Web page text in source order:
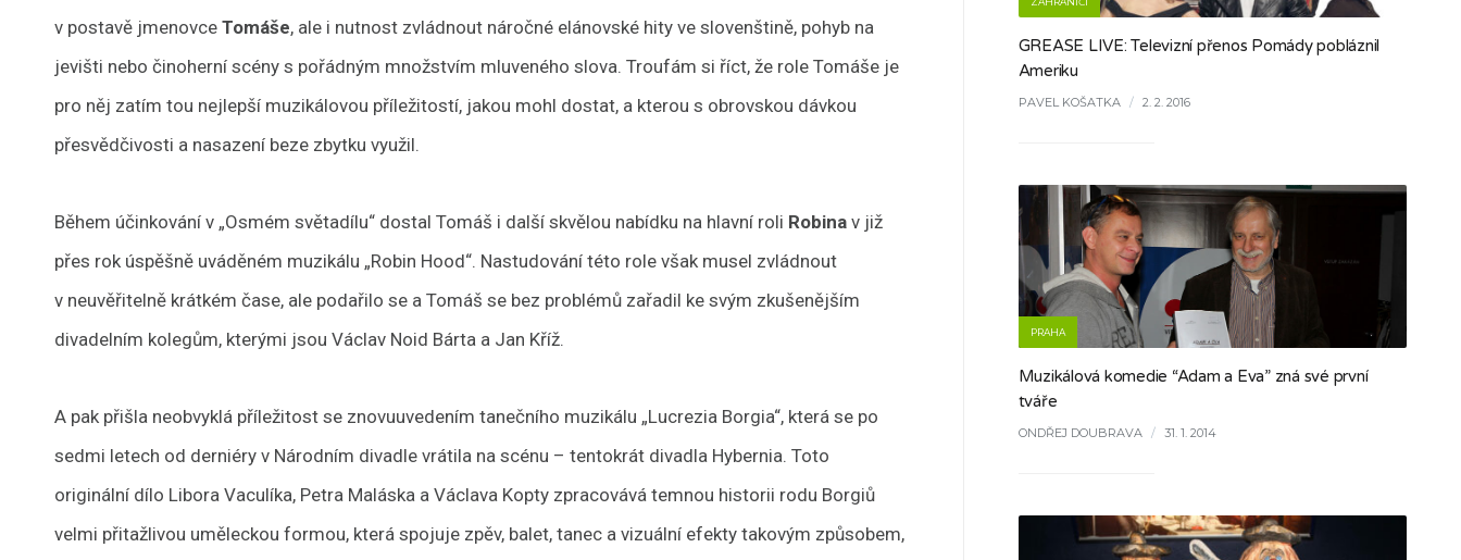
v postavě jmenovceTomáše, ale i nutnost zvládnout náročné elánovské hity ve slovenštině, pohyb na
jevišti nebo činoherní scény s pořádným množstvím mluveného slova. Troufám si říct, že role Tomáše je
pro něj zatím tou nejlepší muzikálovou příležitostí, jakou mohl dostat, a kterou s obrovskou dávkou
přesvědčivosti a nasazení beze zbytku využil.
Během účinkování v „Osmém světadílu“ dostal Tomáš i další skvělou nabídku na hlavní roli Robina v již
přes rok úspěšně uváděném muzikálu „Robin Hood“. Nastudování této role však musel zvládnout
v neuvěřitelně krátkém čase, ale podařilo se a Tomáš se bez problémů zařadil ke svým zkušenějším
divadelním kolegům, kterými jsou Václav Noid Bárta a Jan Kříž.
A pak přišla neobvyklá příležitost se znovuuvedením tanečního muzikálu „Lucrezia Borgia“, která se po
sedmi letech od derniéry v Národním divadle vrátila na scénu – tentokrát divadla Hybernia. Toto
originální dílo Libora Vaculíka, Petra Maláska a Václava Kopty zpracovává temnou historii rodu Borgiů
velmi přitažlivou uměleckou formou, která spojuje zpěv, balet, tanec a vizuální efekty takovým způsobem,
GREASE LIVE: Televizní přenos Pomády pobláznil
Ameriku
PAVEL KOŠATKA / 2. 2. 2016
PRAHA
Muzikálová komedie “Adam a Eva” zná své první
tváře
ONDŘEJ DOUBRAVA / 31. 1. 2014